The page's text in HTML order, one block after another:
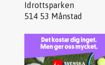
Idrottsparken
514 53 Månstad